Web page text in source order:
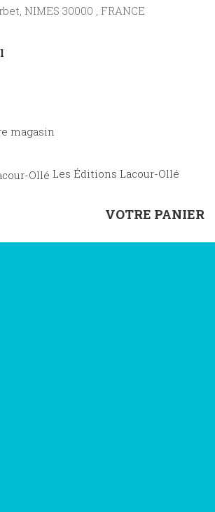
, NIMES 30000 , FRANCE
magasin
Les Éditions Lacour-Ollé
VOTRE PANIER